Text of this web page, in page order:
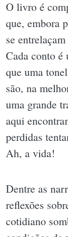
O livro é
que, embora
se
Cada conto é
que uma
são, na
uma grande
aqui
perdidas
Ah, a vida!
Dentre as
reflexões
cotidiano